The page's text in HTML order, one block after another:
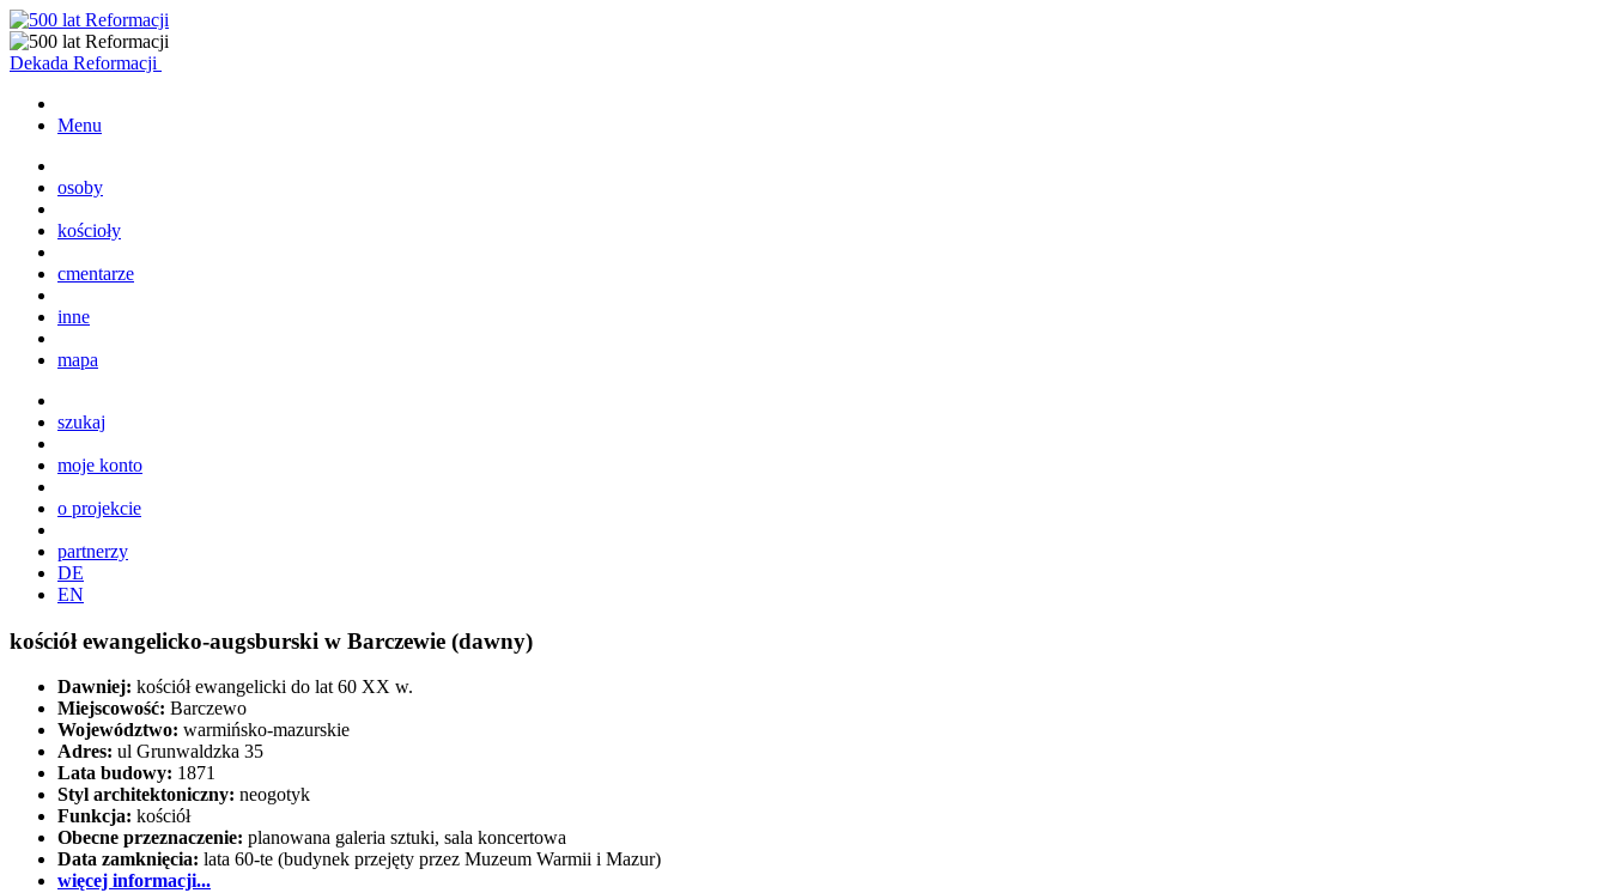
Dekada Reformacji
Menu
osoby
kościoły
cmentarze
inne
mapa
szukaj
moje konto
o projekcie
partnerzy
DE
EN
kościół ewangelicko-augsburski w Barczewie (dawny)
Dawniej: kościół ewangelicki do lat 60 XX w.
Miejscowość: Barczewo
Województwo: warmińsko-mazurskie
Adres: ul Grunwaldzka 35
Lata budowy: 1871
Styl architektoniczny: neogotyk
Funkcja: kościół
Obecne przeznaczenie: planowana galeria sztuki, sala koncertowa
Data zamknięcia: lata 60-te (budynek przejęty przez Muzeum Warmii i Mazur)
więcej informacji...